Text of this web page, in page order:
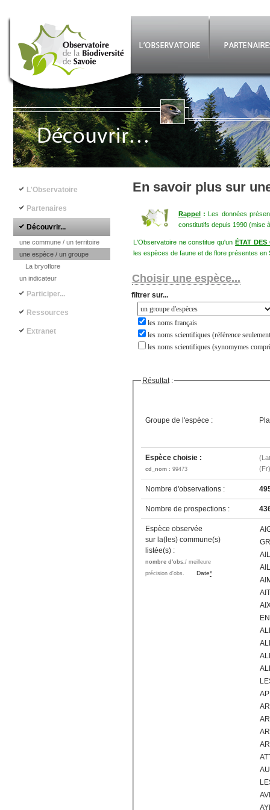
Aller au contenu principal
©
En savoir plus sur
Rappel:Les données
constitutifs depuis 1990 (mise
L'Observatoire ne constitue qu'unÉTAT DES
les espèces de faune et de flore présentes en
Choisir une espèce...
filtrer sur...
les noms français
les noms scientifiques (référence
les noms scientifiques (synomymes
Résultat:
Groupe de l'espèce :
Espèce choisie :
cd_nom : 99473
Nombre d'observations :
Nombre de prospections :
Espèce observée
sur la(les) commune(s)
listée(s) :
nombre d'obs./ meilleure
précision d'obs.
Date*
Navigation principale
L'Observatoire
Partenaires
Découvrir...
une commune / un territoire
une espèce / un groupe
La bryoflore
un indicateur
Participer...
Ressources
Extranet